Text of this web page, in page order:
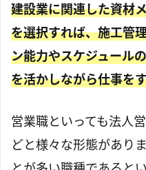
建設業に関連した資材
を選択すれば、施工管
ン能力やスケジュール
を活かしながら仕事を
営業職といっても法人
どと様々な形態があり